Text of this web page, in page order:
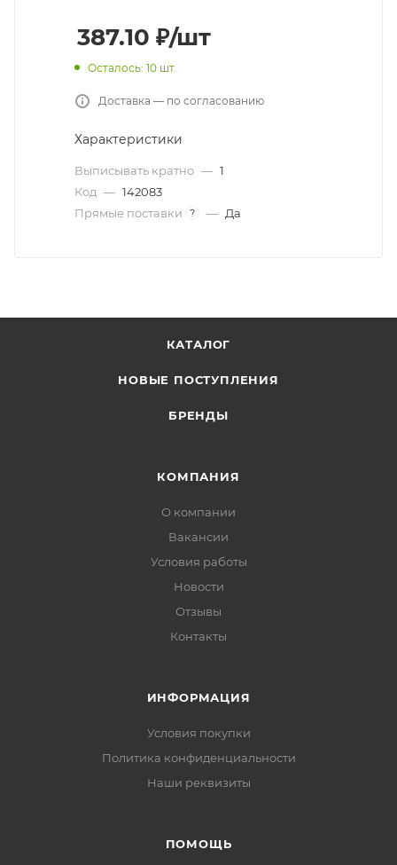
387.10 ₽/шт
Осталось: 10 шт.
Доставка — по согласованию
Характеристики
Выписывать кратно — 1
Код — 142083
Прямые поставки
? — Да
КАТАЛОГ
НОВЫЕ ПОСТУПЛЕНИЯ
БРЕНДЫ
КОМПАНИЯ
О компании
Вакансии
Условия работы
Новости
Отзывы
Контакты
ИНФОРМАЦИЯ
Условия покупки
Политика конфиденциальности
Наши реквизиты
ПОМОЩЬ